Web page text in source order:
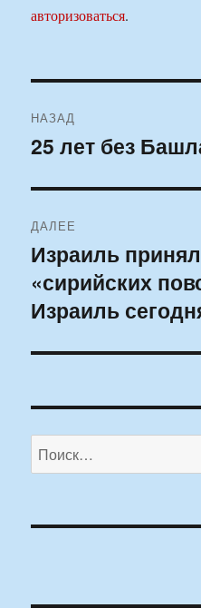
авторизоваться.
по
НАЗАД
Предыдущая
25 лет без
ДАЛЕЕ
Следующая
запись:
Израиль
«сирийских
Израиль
Искать: